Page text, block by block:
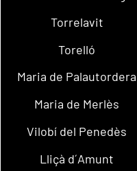
Torrelavit
Torelló
Maria de Palautordera
Maria de Merlès
Vilobí del Penedès
Lliçà d´Amunt